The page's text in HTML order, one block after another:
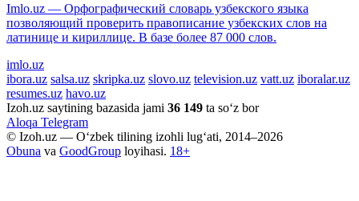
Imlo.uz — Орфографический словарь узбекского языка
позволяющий проверить правописание узбекских слов на
латинице и кириллице. В базе более 87 000 слов.
imlo.uz
ibora.uz salsa.uz skripka.uz slovo.uz television.uz vatt.uz iboralar.uz
resumes.uz havo.uz
Izoh.uz saytining bazasida jami 36 149 ta so‘z bor
Aloqa Telegram
© Izoh.uz — O‘zbek tilining izohli lug‘ati, 2014–2026
Obuna va GoodGroup loyihasi. 18+